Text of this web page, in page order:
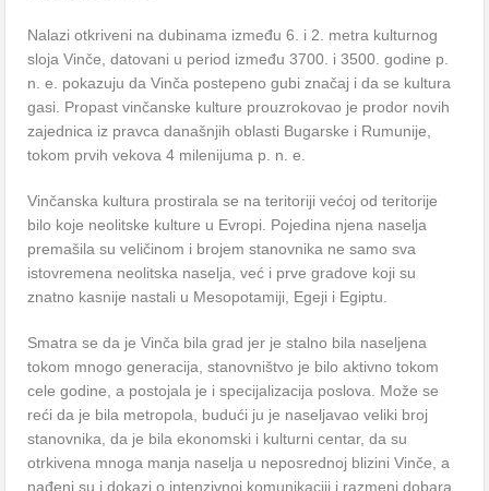
Nalazi otkriveni na dubinama između 6. i 2. metra kulturnog
sloja Vinče, datovani u period između 3700. i 3500. godine p.
n. e. pokazuju da Vinča postepeno gubi značaj i da se kultura
gasi. Propast vinčanske kulture prouzrokovao je prodor novih
zajednica iz pravca današnjih oblasti Bugarske i Rumunije,
tokom prvih vekova 4 milenijuma p. n. e.
Vinčanska kultura prostirala se na teritoriji većoj od teritorije
bilo koje neolitske kulture u Evropi. Pojedina njena naselja
premašila su veličinom i brojem stanovnika ne samo sva
istovremena neolitska naselja, već i prve gradove koji su
znatno kasnije nastali u Mesopotamiji, Egeji i Egiptu.
Smatra se da je Vinča bila grad jer je stalno bila naseljena
tokom mnogo generacija, stanovništvo je bilo aktivno tokom
cele godine, a postojala je i specijalizacija poslova. Može se
reći da je bila metropola, budući ju je naseljavao veliki broj
stanovnika, da je bila ekonomski i kulturni centar, da su
otrkivena mnoga manja naselja u neposrednoj blizini Vinče, a
nađeni su i dokazi o intenzivnoj komunikaciji i razmeni dobara,